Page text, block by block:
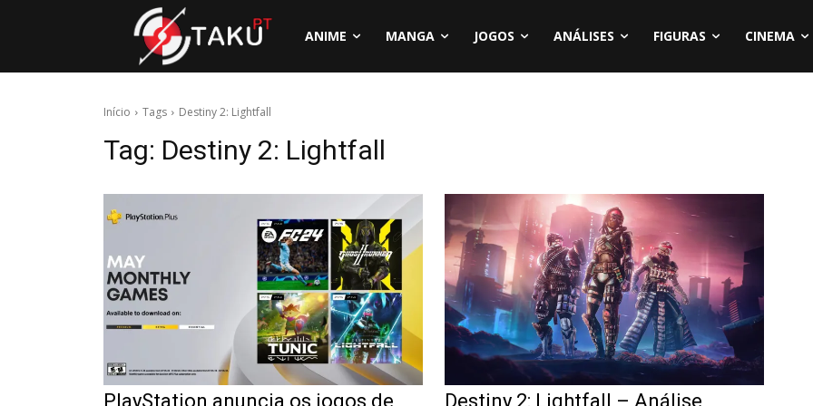
ANIME MANGA JOGOS ANÁLISES FIGURAS CINEMA
Início Tags Destiny 2: Lightfall
Tag: Destiny 2: Lightfall
PlayStation anuncia os jogos de
Destiny 2: Lightfall – Análise